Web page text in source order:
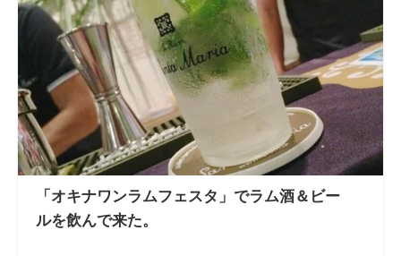
「オキナワンラムフェスタ」でラム酒＆ビー
ルを飲んで来た。